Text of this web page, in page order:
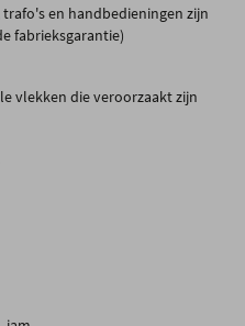
en handbedieningen zijn
fabrieksgarantie)
vlekken die veroorzaakt zijn